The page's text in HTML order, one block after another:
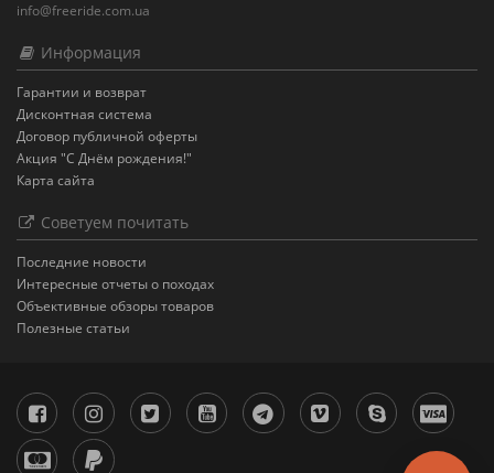
info@freeride.com.ua
Информация
Гарантии и возврат
Дисконтная система
Договор публичной оферты
Акция "С Днём рождения!"
Карта сайта
Советуем почитать
Последние новости
Интересные отчеты о походах
Объективные обзоры товаров
Полезные статьи